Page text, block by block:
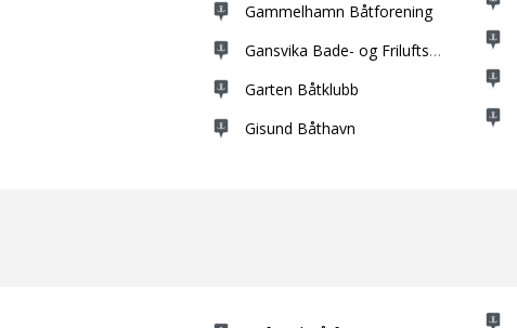
Gammelhamn Båtforening
Gansvika Bade- og Friluftsområde
Garten Båtklubb
Gisund Båthavn